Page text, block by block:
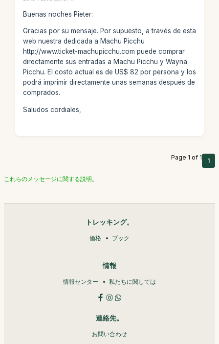
Buenas noches Pieter:
Gracias por su mensaje. Por supuesto, a través de esta
web nuestra dedicada a Machu Picchu
http://www.ticket-machupicchu.com puede comprar
directamente sus entradas a Machu Picchu y Wayna
Picchu. El costo actual es de US$ 82 por persona y los
podrá imprimir directamente unas semanas después de
comprados.
Saludos cordiales,
Page 1 of 1 1
これらのメッセージに関する説明。
トレッキング。
価格 ブック
情報
情報センター 私たちに関しては
連絡先。
お問い合わせ